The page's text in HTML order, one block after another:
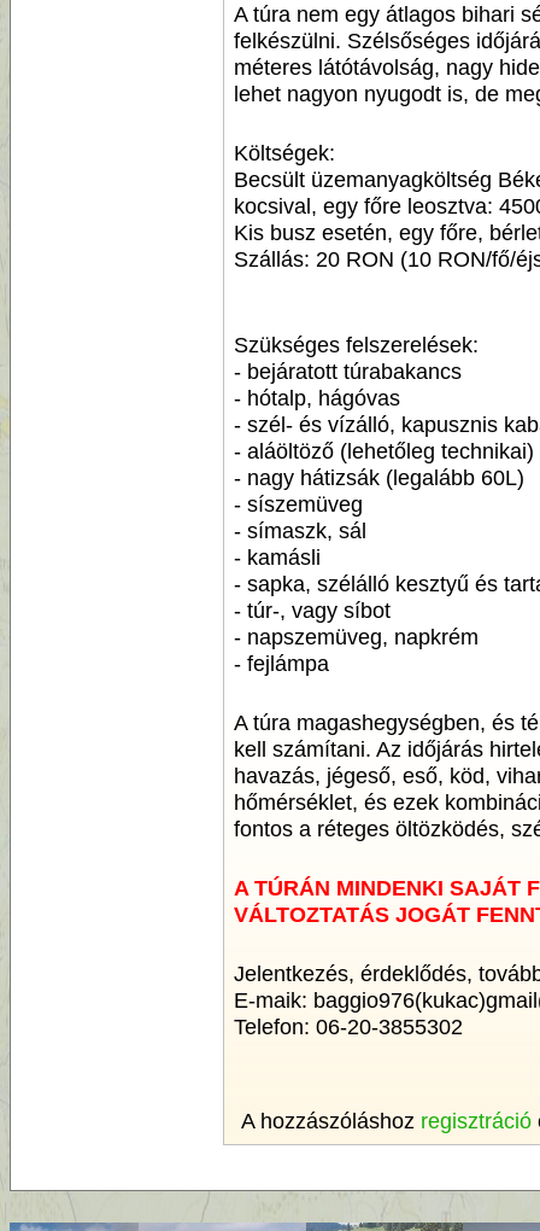
A túra nem egy átlagos bihari
felkészülni. Szélsőséges
méteres látótávolság, nagy
lehet nagyon nyugodt is, de
Költségek:
Becsült üzemanyagköltség
kocsival, egy főre leosztva:
Kis busz esetén, egy főre,
Szállás: 20 RON (10 RON/fő/
Szükséges felszerelések:
- bejáratott túrabakancs
- hótalp, hágóvas
- szél- és vízálló, kapusznis
- aláöltöző (lehetőleg technikai)
- nagy hátizsák (legalább 60L)
- síszemüveg
- símaszk, sál
- kamásli
- sapka, szélálló kesztyű és
- túr-, vagy síbot
- napszemüveg, napkrém
- fejlámpa
A túra magashegységben, és
kell számítani. Az időjárás
havazás, jégeső, eső, köd,
hőmérséklet, és ezek
fontos a réteges öltözködés,
A TÚRÁN MINDENKI SAJÁT
VÁLTOZTATÁS JOGÁT
Jelentkezés, érdeklődés,
E-maik:
Telefon: 06-20-3855302
A hozzászóláshoz regisztráció